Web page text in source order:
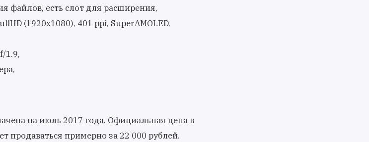
файлов, есть слот для расширения,
(1920x1080), 401 ppi, SuperAMOLED,
1.9,
на июль 2017 года. Официальная цена в
продаваться примерно за 22 000 рублей.